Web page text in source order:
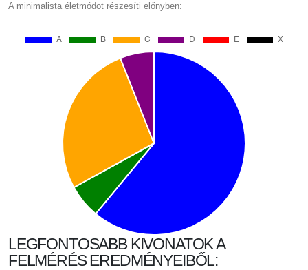
A minimalista életmódot részesíti előnyben:
LEGFONTOSABB KIVONATOK A
FELMÉRÉS EREDMÉNYEIBŐL: